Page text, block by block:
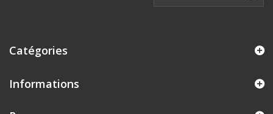
Catégories
Informations